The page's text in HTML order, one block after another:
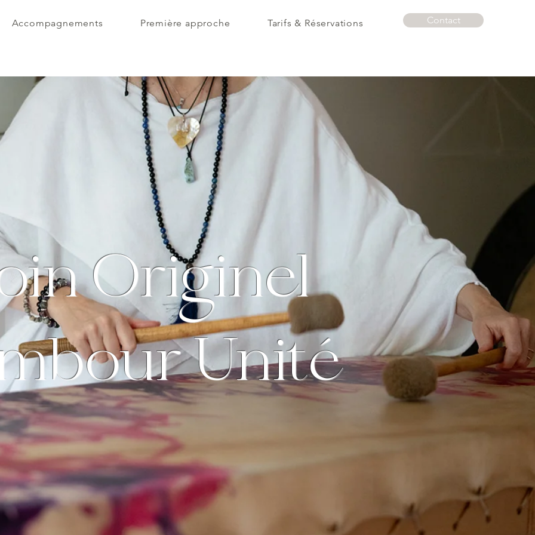
Accompagnements Première approche Tarifs & Réservations Contact
Originel
Unité